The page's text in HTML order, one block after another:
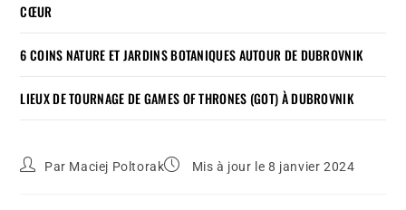
CŒUR
6 COINS NATURE ET JARDINS BOTANIQUES AUTOUR DE DUBROVNIK
LIEUX DE TOURNAGE DE GAMES OF THRONES (GOT) À DUBROVNIK
Par Maciej Poltorak Mis à jour le 8 janvier 2024